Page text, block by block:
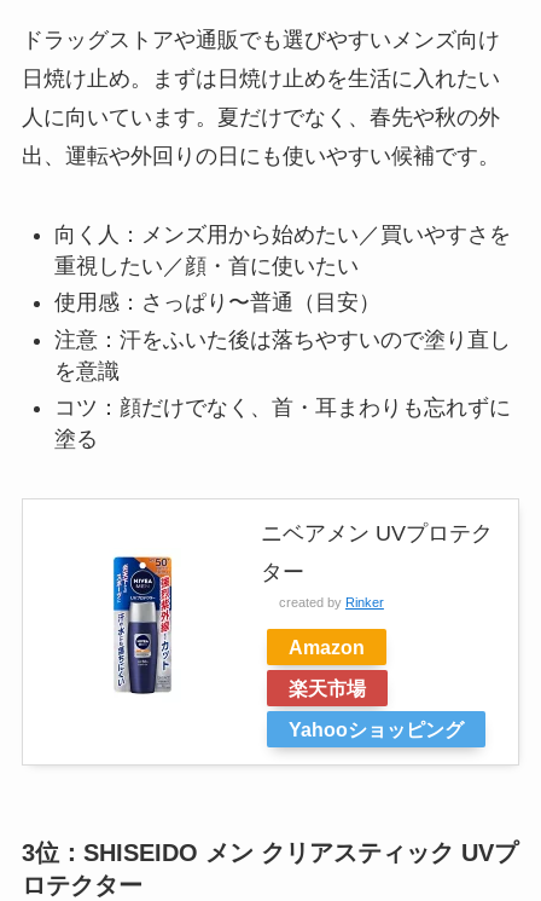
ドラッグストアや通販でも選びやすいメンズ向け
日焼け止め。まずは日焼け止めを生活に入れたい
人に向いています。夏だけでなく、春先や秋の外
出、運転や外回りの日にも使いやすい候補です。
向く人：メンズ用から始めたい／買いやすさを
重視したい／顔・首に使いたい
使用感：さっぱり〜普通（目安）
注意：汗をふいた後は落ちやすいので塗り直し
を意識
コツ：顔だけでなく、首・耳まわりも忘れずに
塗る
ニベアメン UVプロテク
ター
created by Rinker
Amazon
楽天市場
Yahooショッピング
3位：SHISEIDO メン クリアスティック UVプ
ロテクター